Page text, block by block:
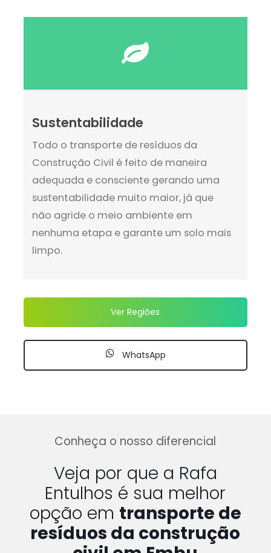
Sustentabilidade
Todo o transporte de resíduos da
Construção Civil é feito de maneira
adequada e consciente gerando uma
sustentabilidade muito maior, já que
não agride o meio ambiente em
nenhuma etapa e garante um solo mais
limpo.
Ver Regiões
WhatsApp
Conheça o nosso diferencial
Veja por que a Rafa
Entulhos é sua melhor
opção em transporte de
resíduos da construção